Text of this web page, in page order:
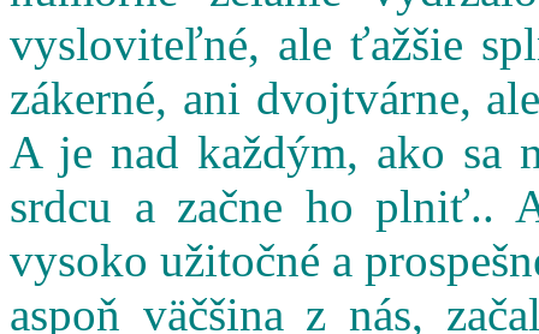
vysloviteľné, ale ťažšie
zákerné, ani dvojtvárne,
A je nad každým, ako sa
srdcu a začne ho plniť..
vysoko užitočné a
aspoň väčšina z nás,